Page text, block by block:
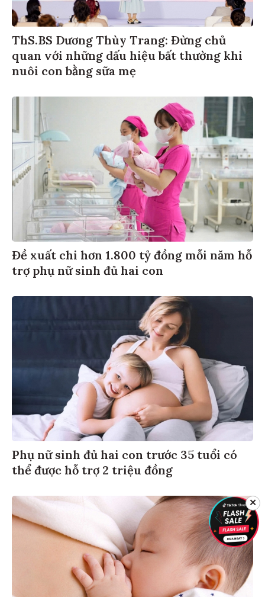
ThS.BS Dương Thùy Trang: Đừng chủ
quan với những dấu hiệu bất thường khi
nuôi con bằng sữa mẹ
Đề xuất chi hơn 1.800 tỷ đồng mỗi năm hỗ
trợ phụ nữ sinh đủ hai con
Phụ nữ sinh đủ hai con trước 35 tuổi có
thể được hỗ trợ 2 triệu đồng
✕